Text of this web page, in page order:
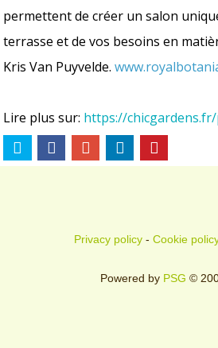
permettent de créer un salon
terrasse et de vos besoins en
Kris Van Puyvelde.
Lire plus sur: https://
Privacy policy- Cookie
Powered by PSG ©